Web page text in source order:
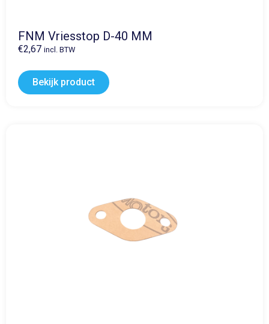
FNM Vriesstop D-40 MM
€2,67 incl. BTW
Bekijk product